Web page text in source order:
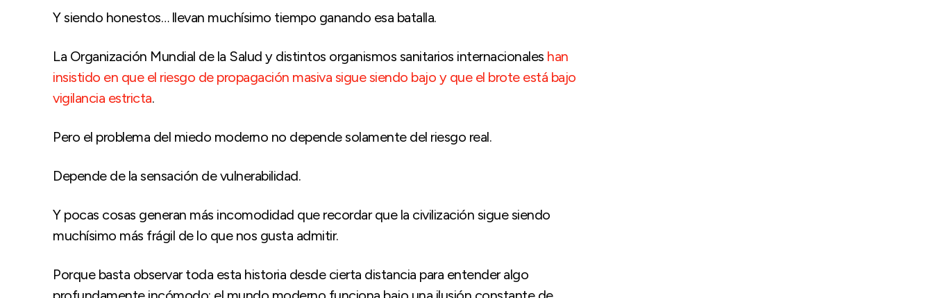
Y siendo honestos… llevan muchísimo tiempo ganando esa batalla.
La Organización Mundial de la Salud y distintos organismos sanitarios internacionales han
insistido en que el riesgo de propagación masiva sigue siendo bajo y que el brote está bajo
vigilancia estricta.
Pero el problema del miedo moderno no depende solamente del riesgo real.
Depende de la sensación de vulnerabilidad.
Y pocas cosas generan más incomodidad que recordar que la civilización sigue siendo
muchísimo más frágil de lo que nos gusta admitir.
Porque basta observar toda esta historia desde cierta distancia para entender algo